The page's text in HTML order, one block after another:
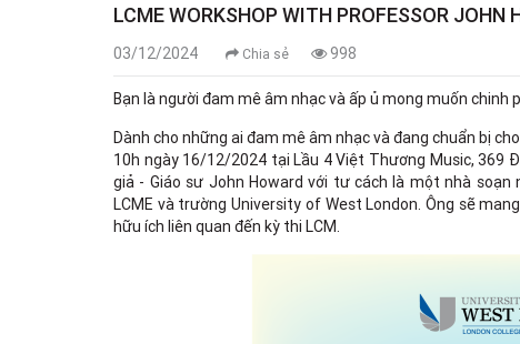
LCME WORKSHOP WITH PROFESSOR JOHN
03/12/2024 Chia sẻ 998
Bạn là người đam mê âm nhạc và ấp ủ mong muốn chinh
Dành cho những ai đam mê âm nhạc và đang chuẩn bị
10h ngày 16/12/2024 tại Lầu 4 Việt Thương Music, 369
giả - Giáo sư John Howard với tư cách là một nhà
LCME và trường University of West London. Ông sẽ
hữu ích liên quan đến kỳ thi LCM.